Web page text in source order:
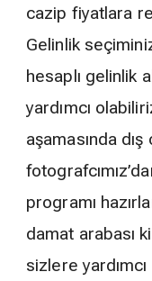
cazip fiyatlara
Gelinlik
hesaplı gelinlik
yardımcı
aşamasında
programı
damat arabası
sizlere